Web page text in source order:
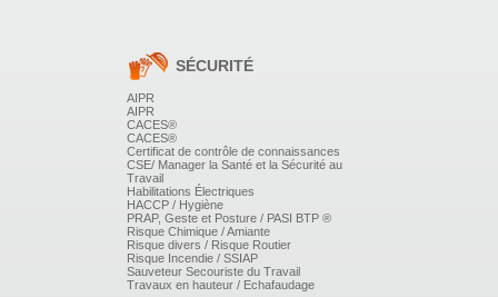
PERSONNELS ET CONSTRUCTION D'UN
PLAN D'ACTION POUR AMÉLIORER SES
PRATIQUES
SÉCURITÉ
AIPR
AIPR
CACES®
CACES®
Certificat de contrôle de connaissances
CSE/ Manager la Santé et la Sécurité au
Travail
Habilitations Électriques
HACCP / Hygiène
PRAP, Geste et Posture / PASI BTP ®
Risque Chimique / Amiante
Risque divers / Risque Routier
Risque Incendie / SSIAP
Sauveteur Secouriste du Travail
Travaux en hauteur / Echafaudage